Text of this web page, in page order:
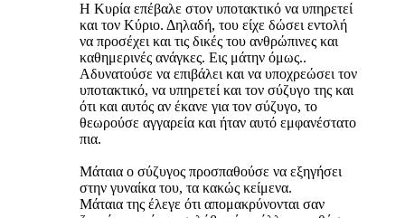
Η Κυρία επέβαλε στον υποτακτικό να υπηρετεί
και τον Κύριο. Δηλαδή, του είχε δώσει εντολή
να προσέχει και τις δικές του ανθρώπινες και
καθημερινές ανάγκες. Εις μάτην όμως..
Αδυνατούσε να επιβάλει και να υποχρεώσει τον
υποτακτικό, να υπηρετεί και τον σύζυγο της και
ότι και αυτός αν έκανε για τον σύζυγο, το
θεωρούσε αγγαρεία και ήταν αυτό εμφανέστατο
πια.
Μάταια ο σύζυγος προσπαθούσε να εξηγήσει
στην γυναίκα του, τα κακώς κείμενα.
Μάταια της έλεγε ότι απομακρύνονται σαν